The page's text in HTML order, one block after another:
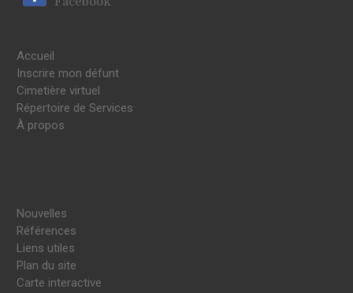
Accueil
Inscrire mon défunt
Cimetière virtuel
Répertoire de Services
À propos
Nouvelles
Références
Liens utiles
Plan du site
Carte interactive